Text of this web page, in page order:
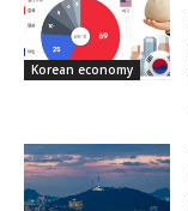
Korean economy